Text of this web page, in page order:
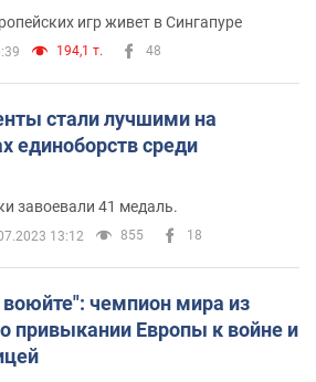
игр живет в Сингапуре
194,1 т. 48
стали лучшими на
единоборств среди
завоевали 41 медаль.
13:12 855 18
чемпион мира из
привыкании Европы к войне и